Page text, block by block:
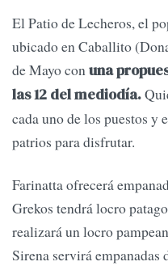
El Patio de Lecheros, el
ubicado en Caballito
de Mayo conuna
las 12 del mediodía.
cada uno de los puestos y
patrios para disfrutar.
Farinatta ofrecerá
Grekos tendrá locro
realizará un locro
Sirena servirá